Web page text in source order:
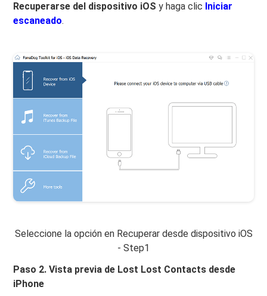
Recuperarse del dispositivo iOSy haga clic Iniciar
escaneado.
Seleccione la opción en Recuperar desde dispositivo iOS
- Step1
Paso 2. Vista previa de Lost Lost Contacts desde
iPhone